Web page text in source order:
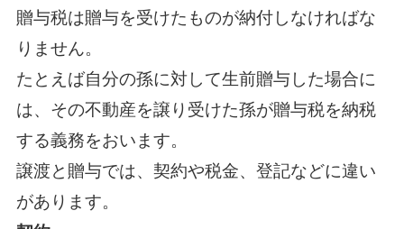
贈与税は贈与を受けたものが納付しなければな
りません。
たとえば自分の孫に対して生前贈与した場合に
は、その不動産を譲り受けた孫が贈与税を納税
する義務をおいます。
譲渡と贈与では、契約や税金、登記などに違い
があります。